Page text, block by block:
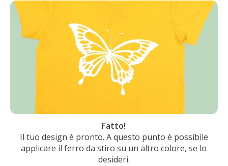
Fatto!
Il tuo design è pronto. A questo punto è possibile
applicare il ferro da stiro su un altro colore, se lo
desideri.